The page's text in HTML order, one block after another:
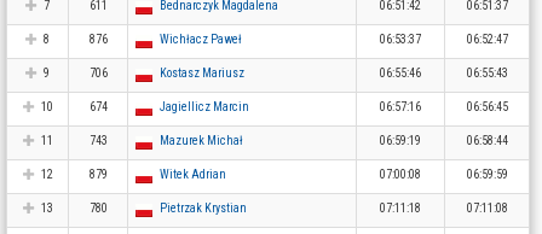
7 611 Bednarczyk Magdalena 06:51:42 06:51:37
8 876 Wichłacz Paweł 06:53:37 06:52:47
9 706 Kostasz Mariusz 06:55:46 06:55:43
10 674 Jagiellicz Marcin 06:57:16 06:56:45
11 743 Mazurek Michał 06:59:19 06:58:44
12 879 Witek Adrian 07:00:08 06:59:59
13 780 Pietrzak Krystian 07:11:18 07:11:08